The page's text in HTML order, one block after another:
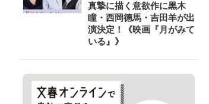
真摯に描く意欲作に黒木
瞳・西岡德馬・吉田羊が出
演決定！《映画『月がみて
いる』》